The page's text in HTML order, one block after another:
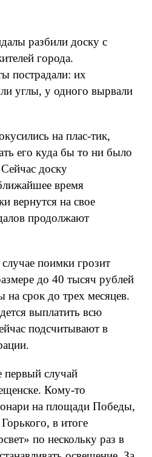
разбили доску с
города.
пострадали: их
углы, у одного вырвали
на плас-тик,
его куда бы то ни было
доску
время
вернутся на свое
продолжают
поимки грозит
до 40 тысяч рублей
на срок до трех месяцев.
выплатить всю
подсчитывают в
первый случай
Кому-то
на площади Победы,
в итоге
по нескольку раз в